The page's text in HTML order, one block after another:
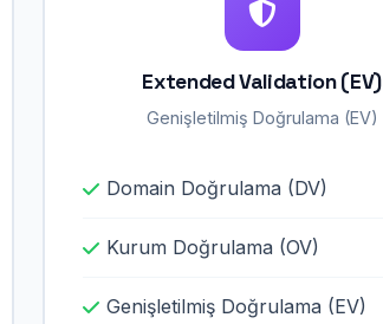
Extended Validation (EV)
Genişletilmiş Doğrulama (EV)
Domain Doğrulama (DV)
Kurum Doğrulama (OV)
Genişletilmiş Doğrulama (EV)